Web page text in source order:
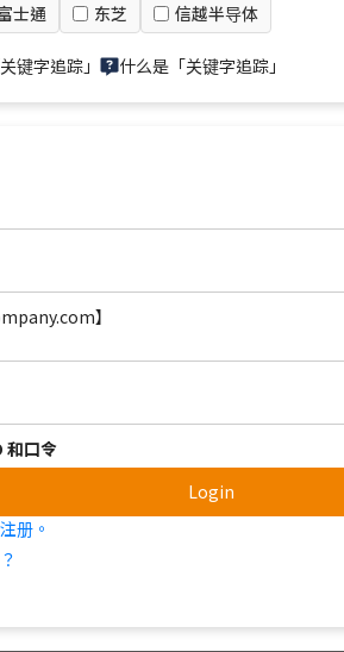
士通 东芝 信越半导体
键字追踪」 什么是「关键字追踪」
】
和口令
Login
册。